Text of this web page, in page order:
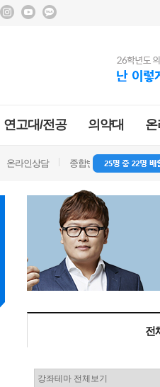
연고대/전공 의약대
온라인상담 종합반 방문상담
전